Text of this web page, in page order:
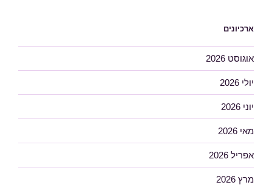
ארכיונים
אוגוסט 2026
יולי 2026
יוני 2026
מאי 2026
אפריל 2026
מרץ 2026